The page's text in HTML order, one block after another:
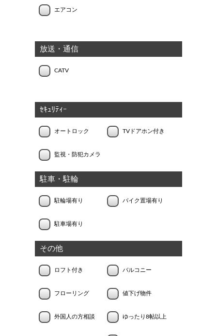
エアコン
放送・通信
CATV
ｾｷｭﾘﾃｨｰ
オートロック TVドアホン付き
監視・防犯カメラ
駐車・駐輪
駐輪場有り バイク置場有り
駐車場有り
その他
ロフト付き バルコニー
フローリング 値下げ物件
外国人の方相談 ゆったり8帖以上